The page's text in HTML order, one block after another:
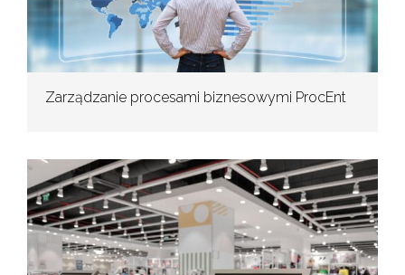
Zarządzanie procesami biznesowymi ProcEnt